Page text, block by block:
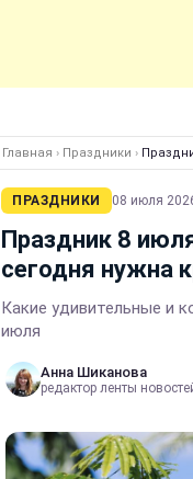
Главная › Праздники ›
ПРАЗДНИКИ 08 июля
Праздник 8
сегодня нужна
Какие удивительные и
июля
Анна Шиканова
редактор ленты